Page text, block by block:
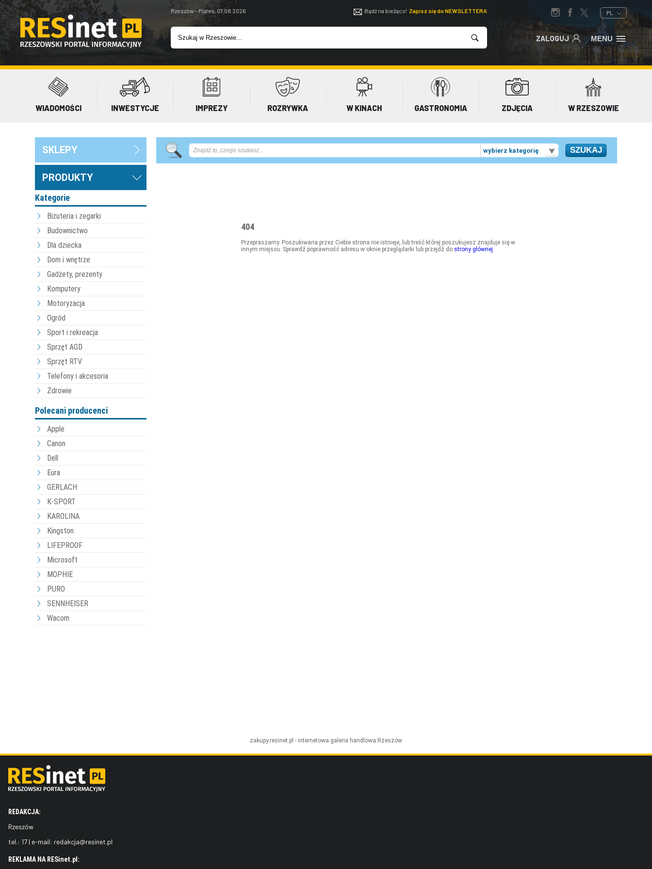
Rzeszów - Piątek, 07.08.2026 Bądź na bieżąco! Zapisz się do NEWSLETTERA PL
ZALOGUJ MENU
WIADOMOŚCI INWESTYCJE IMPREZY ROZRYWKA W KINACH GASTRONOMIA ZDJĘCIA W RZESZOWIE
SKLEPY
PRODUKTY
Kategorie
Biżuteria i zegarki
Budownictwo
Dla dziecka
Dom i wnętrze
Gadżety, prezenty
Komputery
Motoryzacja
Ogród
Sport i rekreacja
Sprzęt AGD
Sprzęt RTV
Telefony i akcesoria
Zdrowie
Polecani producenci
Apple
Canon
Dell
Eura
GERLACH
K-SPORT
KAROLINA
Kingston
LIFEPROOF
Microsoft
MOPHIE
PURO
SENNHEISER
Wacom
wybierz kategorię
404
Przepraszamy. Poszukiwana przez Ciebie strona nie istnieje, lub treść której poszukujesz znajduje się w
innym miejscu. Sprawdź poprawność adresu w oknie przeglądarki lub przejdź do strony głównej.
zakupy.resinet.pl - internetowa galeria handlowa Rzeszów
REDAKCJA:
Rzeszów
tel.: 17 | e-mail: redakcja@resinet.pl
REKLAMA NA RESinet.pl: